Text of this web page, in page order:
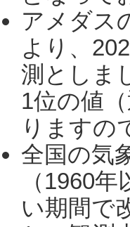
アメダス
より、
測としま
1位の値
りますの
全国の気
（1960
い期間で